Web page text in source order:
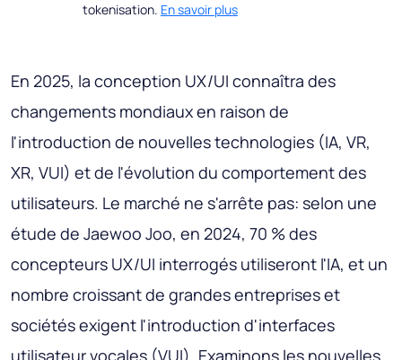
tokenisation. En savoir plus
En 2025, la conception UX/UI connaîtra des
changements mondiaux en raison de
l'introduction de nouvelles technologies (IA, VR,
XR, VUI) et de l'évolution du comportement des
utilisateurs. Le marché ne s'arrête pas: selon une
étude de Jaewoo Joo, en 2024, 70 % des
concepteurs UX/UI interrogés utiliseront l'IA, et un
nombre croissant de grandes entreprises et
sociétés exigent l'introduction d'interfaces